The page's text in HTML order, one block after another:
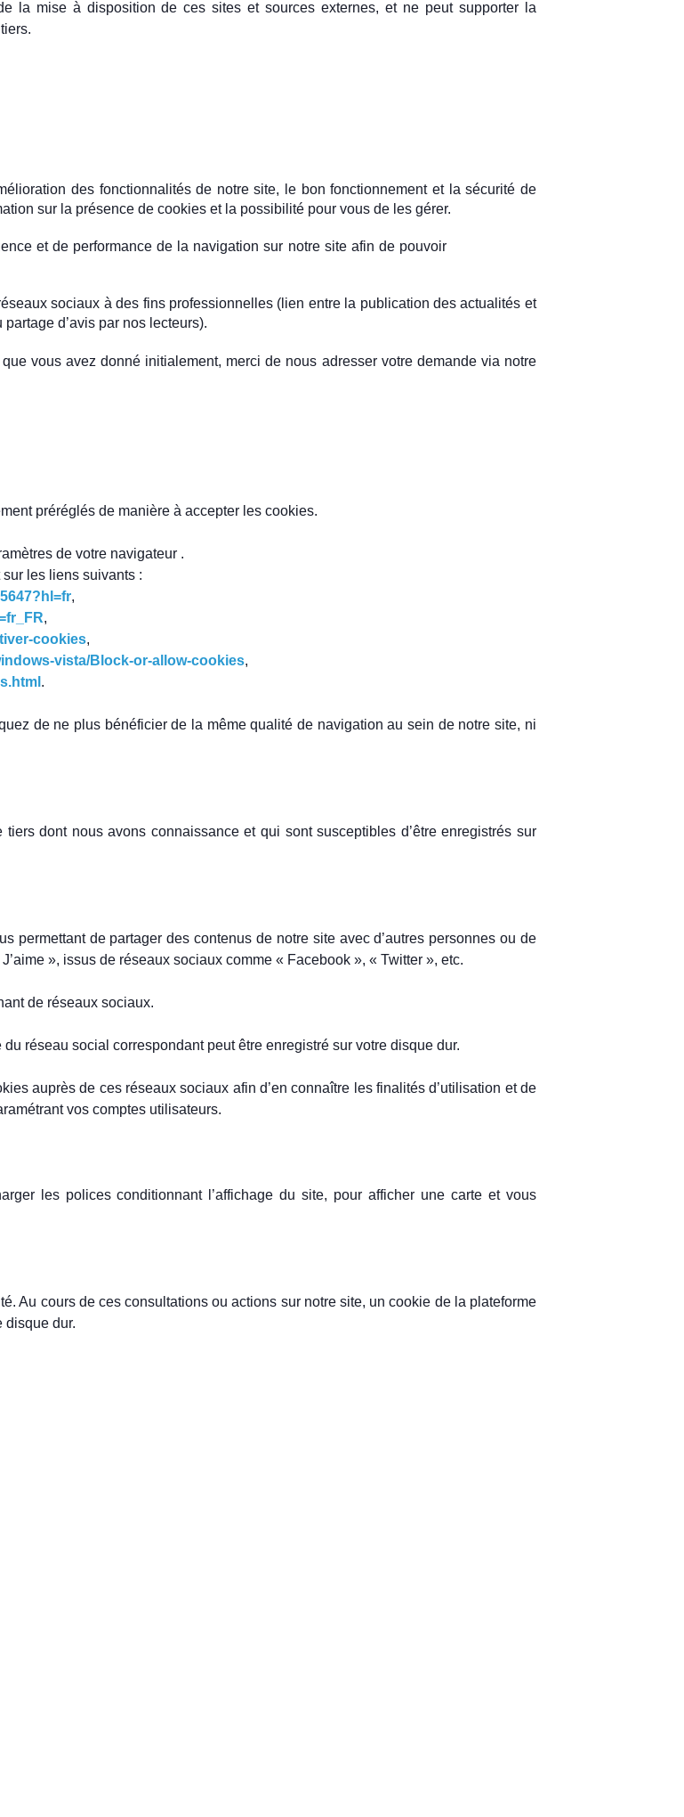
la mise à disposition de ces sites et sources externes, et ne peut supporter la
des fonctionnalités de notre site, le bon fonctionnement et la sécurité de
sur la présence de cookies et la possibilité pour vous de les gérer.
et de performance de la navigation sur notre site afin de pouvoir
sociaux à des fins professionnelles (lien entre la publication des actualités et
d’avis par nos lecteurs).
vous avez donné initialement, merci de nous adresser votre demande via notre
préréglés de manière à accepter les cookies.
de votre navigateur .
les liens suivants :
,
,
cookies,
vista/Block-or-allow-cookies,
.
de ne plus bénéficier de la même qualité de navigation au sein de notre site, ni
dont nous avons connaissance et qui sont susceptibles d’être enregistrés sur
permettant de partager des contenus de notre site avec d’autres personnes ou de
», issus de réseaux sociaux comme « Facebook », « Twitter », etc.
de réseaux sociaux.
réseau social correspondant peut être enregistré sur votre disque dur.
auprès de ces réseaux sociaux afin d’en connaître les finalités d’utilisation et de
vos comptes utilisateurs.
les polices conditionnant l’affichage du site, pour afficher une carte et vous
Au cours de ces consultations ou actions sur notre site, un cookie de la plateforme
disque dur.